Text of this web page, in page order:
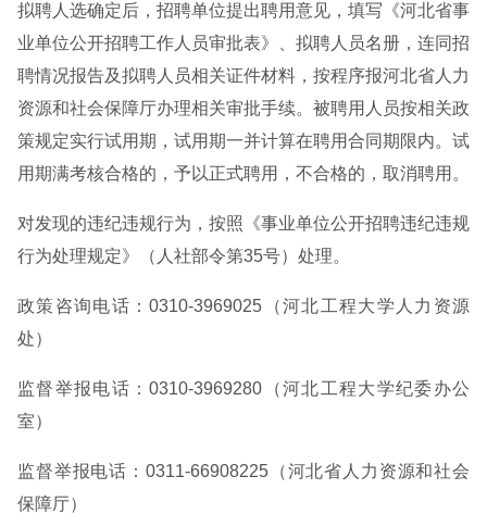
拟聘人选确定后，招聘单位提出聘用意见，填写《河北省事
业单位公开招聘工作人员审批表》、拟聘人员名册，连同招
聘情况报告及拟聘人员相关证件材料，按程序报河北省人力
资源和社会保障厅办理相关审批手续。被聘用人员按相关政
策规定实行试用期，试用期一并计算在聘用合同期限内。试
用期满考核合格的，予以正式聘用，不合格的，取消聘用。
对发现的违纪违规行为，按照《事业单位公开招聘违纪违规
行为处理规定》（人社部令第35号）处理。
政策咨询电话：0310-3969025（河北工程大学人力资源
处）
监督举报电话：0310-3969280（河北工程大学纪委办公
室）
监督举报电话：0311-66908225（河北省人力资源和社会
保障厅）